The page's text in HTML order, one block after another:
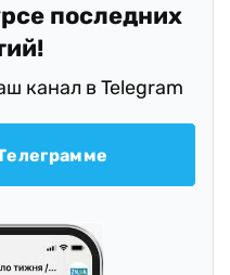
последних
канал в Telegram